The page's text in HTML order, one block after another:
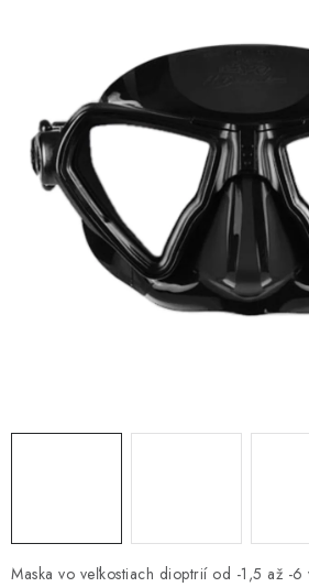
VŠETKO PRE DETI
HRAČKY DO VODY
PODVODNÉ SKÚTRE
Maska vo veľkostiach dioptrií od -1,5 až -